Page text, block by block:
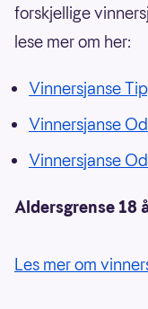
forskjellige
lese mer om her:
Vinnersjanse
Vinnersjanse
Vinnersjanse
Aldersgrense 18
Les mer om